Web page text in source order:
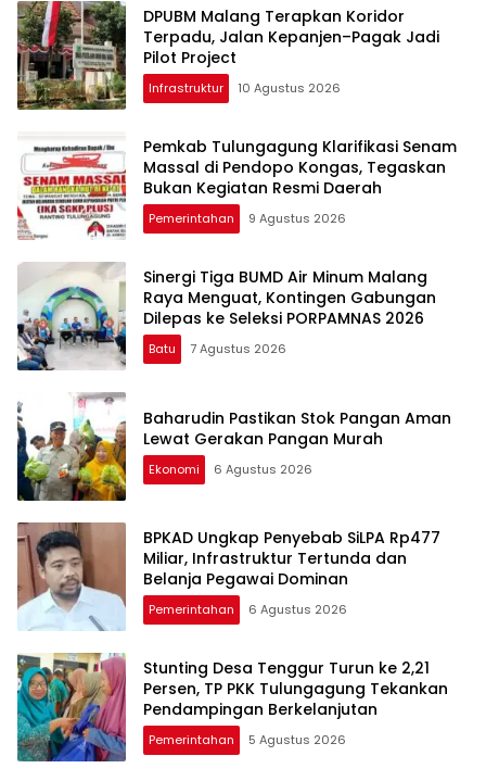
DPUBM Malang Terapkan Koridor
Terpadu, Jalan Kepanjen–Pagak Jadi
Pilot Project
Infrastruktur 10 Agustus 2026
Pemkab Tulungagung Klarifikasi Senam
Massal di Pendopo Kongas, Tegaskan
Bukan Kegiatan Resmi Daerah
Pemerintahan 9 Agustus 2026
Sinergi Tiga BUMD Air Minum Malang
Raya Menguat, Kontingen Gabungan
Dilepas ke Seleksi PORPAMNAS 2026
Batu 7 Agustus 2026
Baharudin Pastikan Stok Pangan Aman
Lewat Gerakan Pangan Murah
Ekonomi 6 Agustus 2026
BPKAD Ungkap Penyebab SiLPA Rp477
Miliar, Infrastruktur Tertunda dan
Belanja Pegawai Dominan
Pemerintahan 6 Agustus 2026
Stunting Desa Tenggur Turun ke 2,21
Persen, TP PKK Tulungagung Tekankan
Pendampingan Berkelanjutan
Pemerintahan 5 Agustus 2026